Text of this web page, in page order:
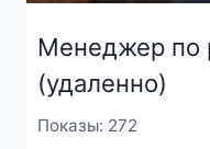
Менеджер по
(удаленно)
Показы: 272